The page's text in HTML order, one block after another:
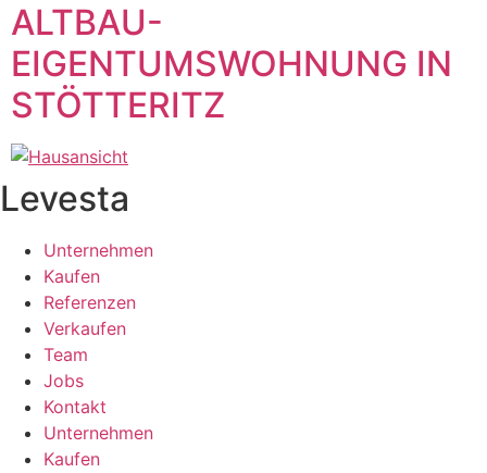
ALTBAU-
EIGENTUMSWOHNUNG IN
STÖTTERITZ
Levesta
Unternehmen
Kaufen
Referenzen
Verkaufen
Team
Jobs
Kontakt
Unternehmen
Kaufen